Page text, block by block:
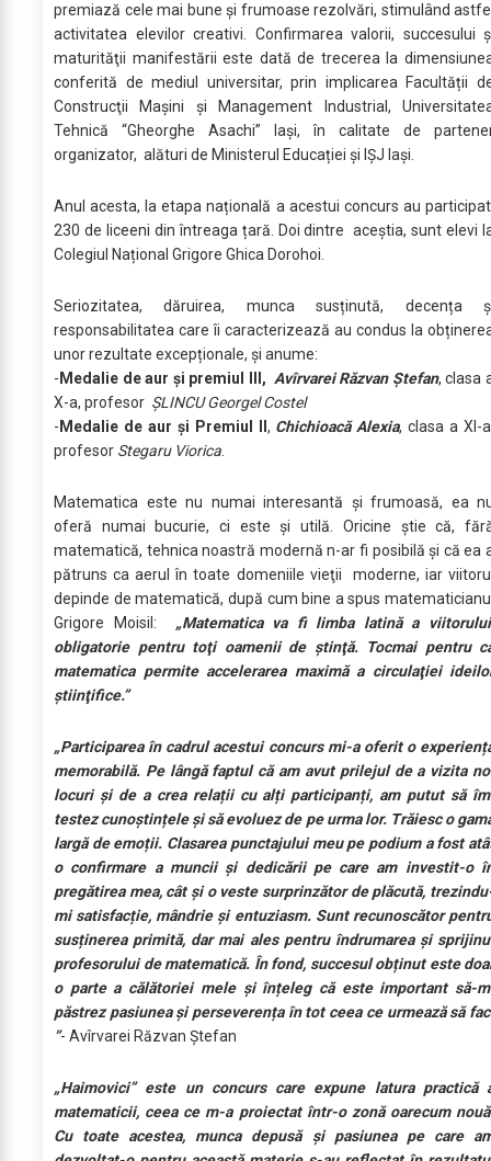
premiază cele mai bune şi frumoase rezolvări, stimulând
activitatea elevilor creativi. Confirmarea valorii, succesului
maturităţii manifestării este dată de trecerea la
conferită de mediul universitar, prin implicarea Facultății
Construcţii Maşini şi Management Industrial,
Tehnică “Gheorghe Asachi” Iaşi, în calitate de
organizator, alături de Ministerul Educației și IȘJ Iași.
Anul acesta, la etapa națională a acestui concurs au
230 de liceeni din întreaga țară. Doi dintre aceștia, sunt elevi
Colegiul Național Grigore Ghica Dorohoi.
Seriozitatea, dăruirea, munca susținută, decența
responsabilitatea care îi caracterizează au condus la
unor rezultate excepționale, și anume:
- Medalie de aur și premiul III, Avîrvarei Răzvan Ștefan, clasa
X-a, profesor ȘLINCU Georgel Costel
- Medalie de aur și Premiul II , Chichioacă Alexia, clasa a XI-
profesor Stegaru Viorica.
Matematica este nu numai interesantă şi frumoasă, ea
oferă numai bucurie, ci este şi utilă. Oricine ştie că,
matematică, tehnica noastră modernă n-ar fi posibilă și că ea
pătruns ca aerul în toate domeniile vieţii moderne, iar
depinde de matematică, după cum bine a spus
Grigore Moisil: „Matematica va fi limba latină a
obligatorie pentru toţi oamenii de ştinţă. Tocmai pentru
matematica permite accelerarea maximă a circulaţiei
ştiinţifice.”
„Participarea în cadrul acestui concurs mi-a oferit o
memorabilă. Pe lângă faptul că am avut prilejul de a vizita
locuri și de a crea relații cu alți participanți, am putut să
testez cunoștințele și să evoluez de pe urma lor. Trăiesc o
largă de emoții. Clasarea punctajului meu pe podium a fost
o confirmare a muncii și dedicării pe care am investit-o
pregătirea mea, cât și o veste surprinzător de plăcută,
mi satisfacție, mândrie și entuziasm. Sunt recunoscător
susținerea primită, dar mai ales pentru îndrumarea și
profesorului de matematică. În fond, succesul obținut este
o parte a călătoriei mele și înțeleg că este important să-
păstrez pasiunea și perseverența în tot ceea ce urmează să
”- Avîrvarei Răzvan Ștefan
„Haimovici” este un concurs care expune latura practică
matematicii, ceea ce m-a proiectat într-o zonă oarecum
Cu toate acestea, munca depusă și pasiunea pe care